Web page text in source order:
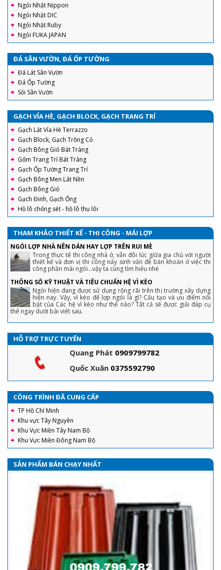
Ngói Nhật Nippon
Ngói Nhật DIC
Ngói Nhật Ruby
Ngói FUKA JAPAN
ĐÁ SÂN VƯỜN, ĐÁ ỐP TƯỜNG
Đá Lát Sân Vườn
Đá Ốp Tường
Sỏi Sân Vườn
GẠCH VỈA HÈ, GẠCH BLOCK, GẠCH TRANG TRÍ
Gạch Lát Vỉa Hè Terrazzo
Gạch Block, Gạch Trồng Cỏ
Gạch Bông Gió Bát Tràng
Gốm Trang Trí Bát Tràng
Gạch Ốp Tường Trang Trí
Gạch Bông Men Lát Nền
Gạch Bông Gió
Gạch Đinh, Gạch Ống
Hồ lô chống sét - hồ lô thu lôi
THAM KHẢO THIẾT KẾ - THI CÔNG - MÁI LỢP
NGÓI LỢP NHÀ NÊN DÁN HAY LỢP TRÊN RUI MÈ
Trong thực tế thi công nhà ở, vẫn đôi lúc giữa gia chủ với người
thiết kế và đơn vị thi công nảy sinh vấn đề băn khoăn ở việc thi
công phần mái ngói...vậy ta cùng tìm hiểu nhé
THÔNG SỐ KỸ THUẬT VÀ TIÊU CHUẨN HỆ VÌ KÈO
Ngói hiện đang được sử dụng rộng rãi trên thị trường xây dựng
hiện nay. Vậy, vì kéo để lợp ngói là gì? Cấu tạo và ưu điểm nổi
bật của Các hệ vì kèo như thế nào? Tất cả sẽ được giải đáp cụ
thể ngay dưới bài viết sau.
HỖ TRỢ TRỰC TUYẾN
Quang Phát 0909799782
Quốc Xuân 0375592790
CÔNG TRÌNH ĐÃ CUNG CẤP
TP Hồ Chí Minh
Khu vực Tây Nguyên
Khu Vực Miền Tây Nam Bộ
Khu Vực Miền Đông Nam Bộ
SẢN PHẨM BÁN CHẠY NHẤT